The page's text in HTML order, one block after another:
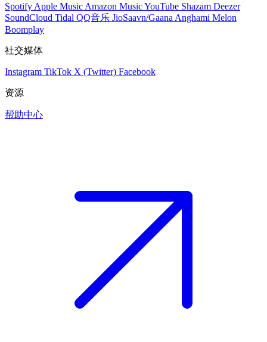
Spotify Apple Music Amazon MusicYouTube Shazam Deezer
SoundCloud Tidal QQ音乐 JioSaavn/Gaana Anghami Melon
Boomplay
社交媒体
Instagram TikTok X (Twitter) Facebook
资源
帮助中心